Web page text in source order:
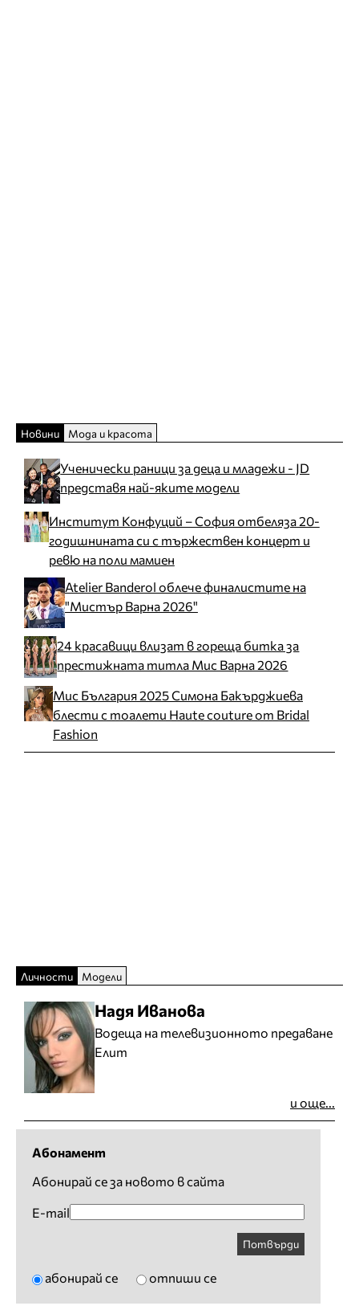
Новини Мода и красота
Ученически раници за деца и младежи - JD
представя най-яките модели
Институт Конфуций – София отбеляза 20-
годишнината си с тържествен концерт и
ревю на поли мамиен
Atelier Banderol облече финалистите на
"Мистър Варна 2026"
24 красавици влизат в гореща битка за
престижната титла Мис Варна 2026
Мис България 2025 Симона Бакърджиева
блести с тоалети Haute couture от Bridal
Fashion
Личности Модели
Надя Иванова
Водеща на телевизионното предаване
Елит
и още...
Абонамент
Абонирай се за новото в сайта
E-mail
Потвърди
абонирай се отпиши се